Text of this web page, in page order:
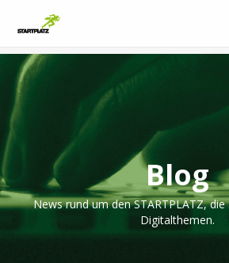
Blog
News rund um den STARTPLATZ,
Digitalthemen.